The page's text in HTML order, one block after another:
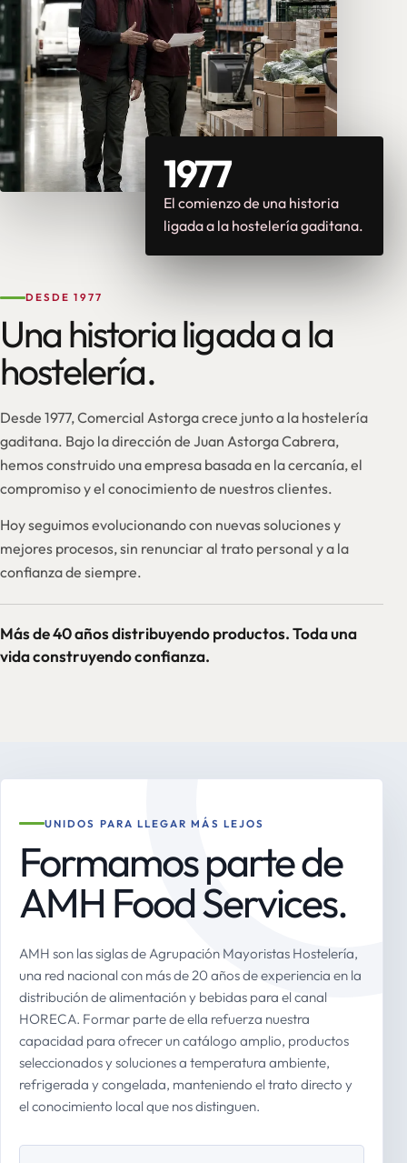
1977
El comienzo de una historia
ligada a la hostelería gaditana.
DESDE 1977
Una historia ligada a la
hostelería.
Desde 1977, Comercial Astorga crece junto a la hostelería
gaditana. Bajo la dirección de Juan Astorga Cabrera,
hemos construido una empresa basada en la cercanía, el
compromiso y el conocimiento de nuestros clientes.
Hoy seguimos evolucionando con nuevas soluciones y
mejores procesos, sin renunciar al trato personal y a la
confianza de siempre.
Más de 40 años distribuyendo productos. Toda una
vida construyendo confianza.
UNIDOS PARA LLEGAR MÁS LEJOS
Formamos parte de
AMH Food Services.
AMH son las siglas de Agrupación Mayoristas Hostelería,
una red nacional con más de 20 años de experiencia en la
distribución de alimentación y bebidas para el canal
HORECA. Formar parte de ella refuerza nuestra
capacidad para ofrecer un catálogo amplio, productos
seleccionados y soluciones a temperatura ambiente,
refrigerada y congelada, manteniendo el trato directo y
el conocimiento local que nos distinguen.